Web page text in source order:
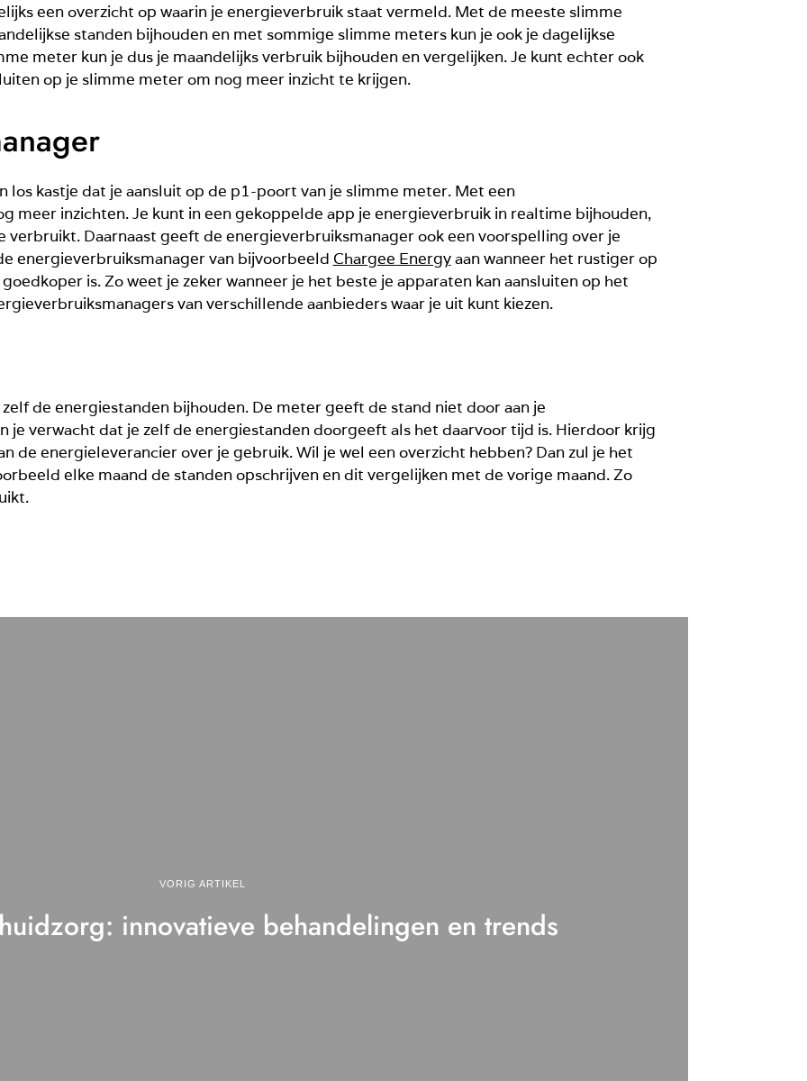
een overzicht op waarin je energieverbruik staat vermeld. Met de meeste slimme
standen bijhouden en met sommige slimme meters kun je ook je dagelijkse
meter kun je dus je maandelijks verbruik bijhouden en vergelijken. Je kunt echter ook
op je slimme meter om nog meer inzicht te krijgen.
los kastje dat je aansluit op de p1-poort van je slimme meter. Met een
meer inzichten. Je kunt in een gekoppelde app je energieverbruik in realtime bijhouden,
verbruikt. Daarnaast geeft de energieverbruiksmanager ook een voorspelling over je
energieverbruiksmanager van bijvoorbeeld Chargee Energyaan wanneer het rustiger op
is. Zo weet je zeker wanneer je het beste je apparaten kan aansluiten op het
van verschillende aanbieders waar je uit kunt kiezen.
de energiestanden bijhouden. De meter geeft de stand niet door aan je
je verwacht dat je zelf de energiestanden doorgeeft als het daarvoor tijd is. Hierdoor krijg
de energieleverancier over je gebruik. Wil je wel een overzicht hebben? Dan zul je het
elke maand de standen opschrijven en dit vergelijken met de vorige maand. Zo
VORIG ARTIKEL
innovatieve behandelingen en trends